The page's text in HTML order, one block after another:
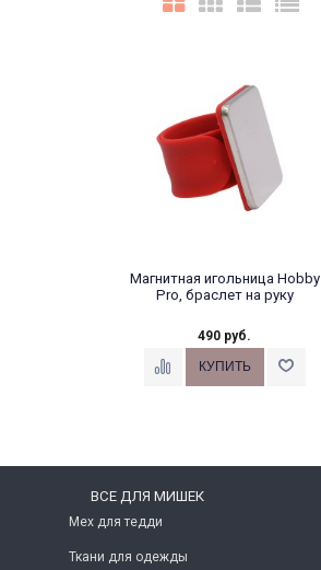
Магнитная игольница Hobby
Pro, браслет на руку
490 руб.
ВСЕ ДЛЯ МИШЕК
Мех для тедди
Ткани для одежды